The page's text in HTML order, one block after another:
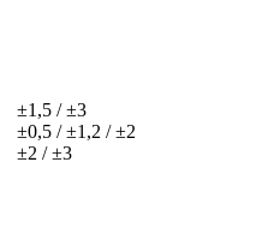
±1,5 / ±3
±0,5 / ±1,2 / ±2
±2 / ±3